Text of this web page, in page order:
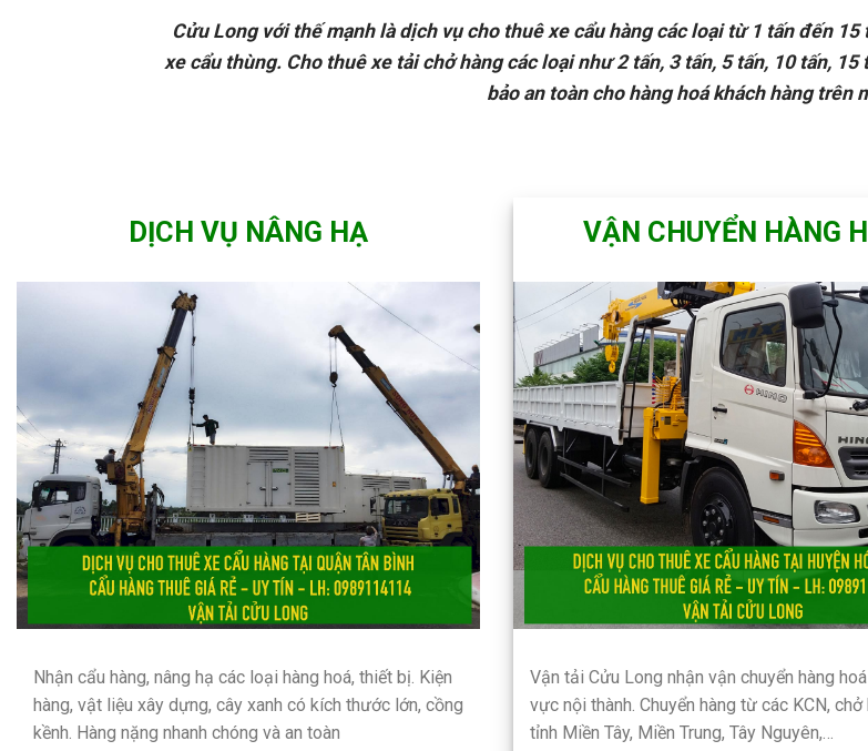
Cửu Long với thế mạnh là dịch vụ cho thuê xe cẩu hàng các loại từ 1 tấn đến
xe cẩu thùng. Cho thuê xe tải chở hàng các loại như 2 tấn, 3 tấn, 5 tấn, 10 tấn,
bảo an toàn cho hàng hoá khách hàng trên
DỊCH VỤ NÂNG HẠ
Nhận cẩu hàng, nâng hạ các loại hàng hoá, thiết bị. Kiện
hàng, vật liệu xây dựng, cây xanh có kích thước lớn, cồng
kềnh. Hàng nặng nhanh chóng và an toàn
VẬN CHUYỂN HÀNG
Vận tải Cửu Long nhận vận chuyển hàng
vực nội thành. Chuyển hàng từ các KCN,
tỉnh Miền Tây, Miền Trung, Tây Nguyên,…